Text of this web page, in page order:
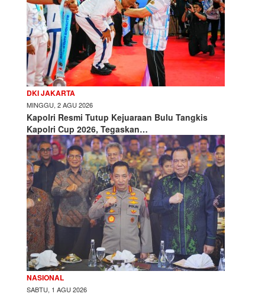
DKI JAKARTA
MINGGU, 2 AGU 2026
Kapolri Resmi Tutup Kejuaraan Bulu Tangkis
Kapolri Cup 2026, Tegaskan…
NASIONAL
SABTU, 1 AGU 2026